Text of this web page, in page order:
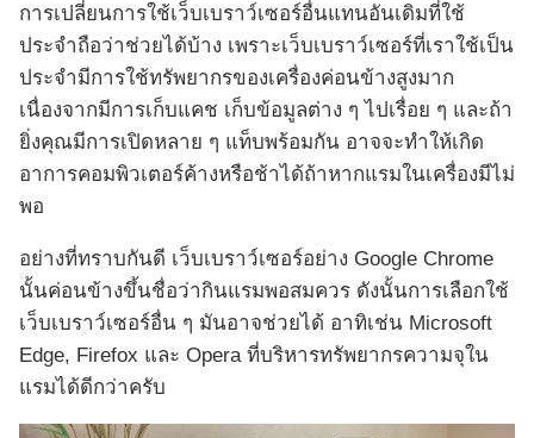
การเปลี่ยนการใช้เว็บเบราว์เซอร์อื่นแทนอันเดิมที่ใช้
ประจำถือว่าช่วยได้บ้าง เพราะเว็บเบราว์เซอร์ที่เราใช้เป็น
ประจำมีการใช้ทรัพยากรของเครื่องค่อนข้างสูงมาก
เนื่องจากมีการเก็บแคช เก็บข้อมูลต่าง ๆ ไปเรื่อย ๆ และถ้า
ยิ่งคุณมีการเปิดหลาย ๆ แท็บพร้อมกัน อาจจะทำให้เกิด
อาการคอมพิวเตอร์ค้างหรือช้าได้ถ้าหากแรมในเครื่องมีไม่
พอ
อย่างที่ทราบกันดี เว็บเบราว์เซอร์อย่าง Google Chrome
นั้นค่อนข้างขึ้นชื่อว่ากินแรมพอสมควร ดังนั้นการเลือกใช้
เว็บเบราว์เซอร์อื่น ๆ มันอาจช่วยได้ อาทิเช่น Microsoft
Edge, Firefox และ Opera ที่บริหารทรัพยากรความจุใน
แรมได้ดีกว่าครับ